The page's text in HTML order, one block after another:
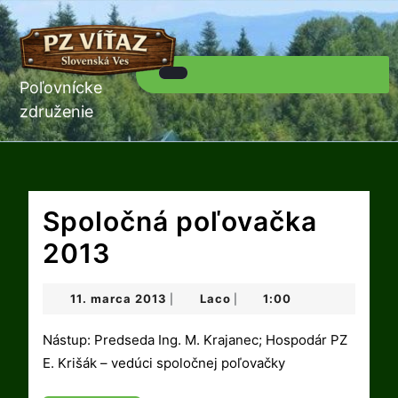
Skip
to
content
Poľovnícke
združenie
Button
Spoločná poľovačka
2013
poľovačka
2013
11. marca 2013 11.
LacoLaco 1:00
Nástup: Predseda Ing. M. Krajanec; Hospodár PZ
E. Krišák – vedúci spoločnej poľovačky